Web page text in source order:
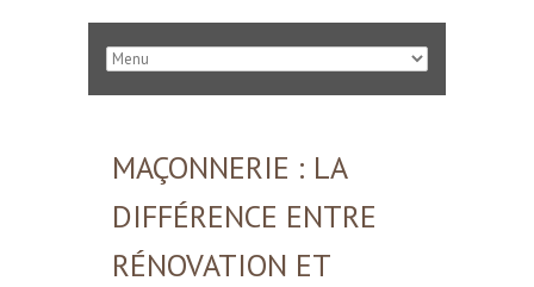
MAÇONNERIE : LA
DIFFÉRENCE ENTRE
RÉNOVATION ET